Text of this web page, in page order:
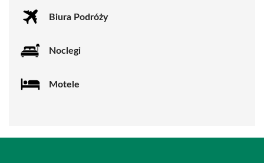
Biura Podróży
Noclegi
Motele